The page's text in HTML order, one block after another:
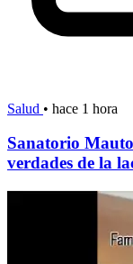
Salud • hace 1 hora
Sanatorio
verdades de la